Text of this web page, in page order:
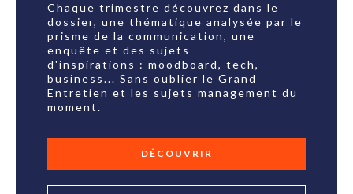
Chaque trimestre découvrez dans le
dossier, une thématique analysée par le
prisme de la communication, une
enquête et des sujets
d'inspirations : moodboard, tech,
business... Sans oublier le Grand
Entretien et les sujets management du
moment.
DÉCOUVRIR